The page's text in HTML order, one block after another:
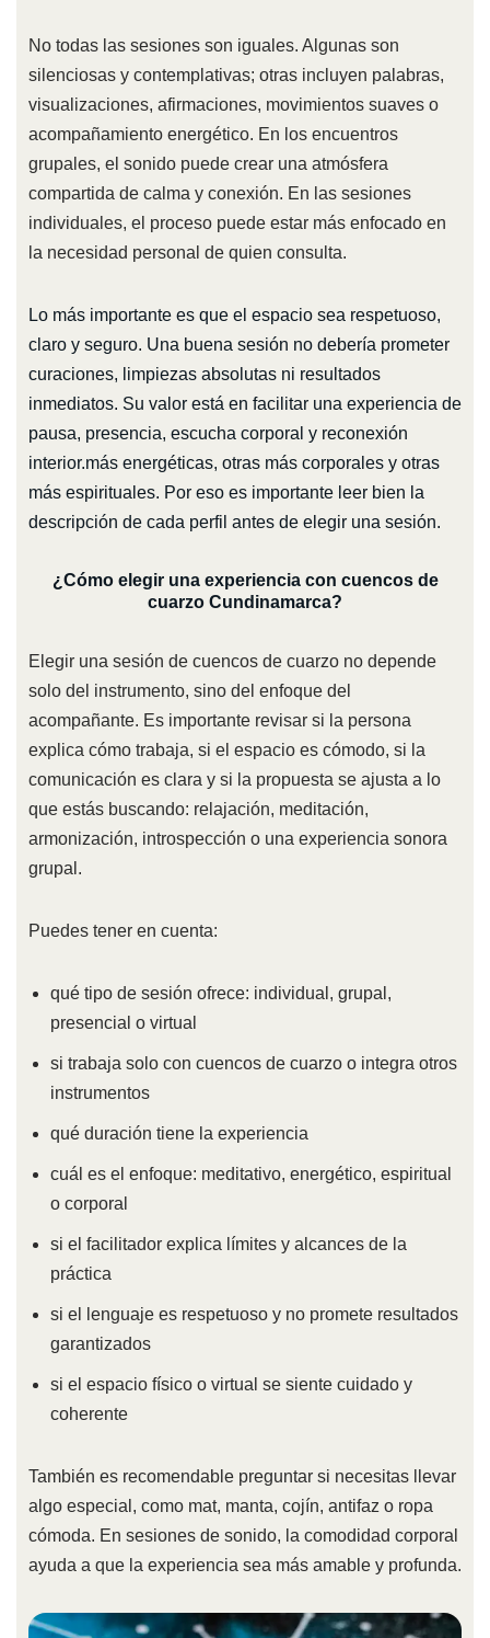
No todas las sesiones son iguales. Algunas son
silenciosas y contemplativas; otras incluyen palabras,
visualizaciones, afirmaciones, movimientos suaves o
acompañamiento energético. En los encuentros
grupales, el sonido puede crear una atmósfera
compartida de calma y conexión. En las sesiones
individuales, el proceso puede estar más enfocado en
la necesidad personal de quien consulta.
Lo más importante es que el espacio sea respetuoso,
claro y seguro. Una buena sesión no debería prometer
curaciones, limpiezas absolutas ni resultados
inmediatos. Su valor está en facilitar una experiencia de
pausa, presencia, escucha corporal y reconexión
interior.más energéticas, otras más corporales y otras
más espirituales. Por eso es importante leer bien la
descripción de cada perfil antes de elegir una sesión.
¿Cómo elegir una experiencia con cuencos de
cuarzo Cundinamarca?
Elegir una sesión de cuencos de cuarzo no depende
solo del instrumento, sino del enfoque del
acompañante. Es importante revisar si la persona
explica cómo trabaja, si el espacio es cómodo, si la
comunicación es clara y si la propuesta se ajusta a lo
que estás buscando: relajación, meditación,
armonización, introspección o una experiencia sonora
grupal.
Puedes tener en cuenta:
qué tipo de sesión ofrece: individual, grupal,
presencial o virtual
si trabaja solo con cuencos de cuarzo o integra otros
instrumentos
qué duración tiene la experiencia
cuál es el enfoque: meditativo, energético, espiritual
o corporal
si el facilitador explica límites y alcances de la
práctica
si el lenguaje es respetuoso y no promete resultados
garantizados
si el espacio físico o virtual se siente cuidado y
coherente
También es recomendable preguntar si necesitas llevar
algo especial, como mat, manta, cojín, antifaz o ropa
cómoda. En sesiones de sonido, la comodidad corporal
ayuda a que la experiencia sea más amable y profunda.